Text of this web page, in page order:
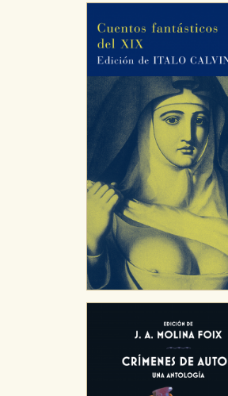
GUARDAR CONFIGURACIÓN
Puede consultar nuestra política de cookies